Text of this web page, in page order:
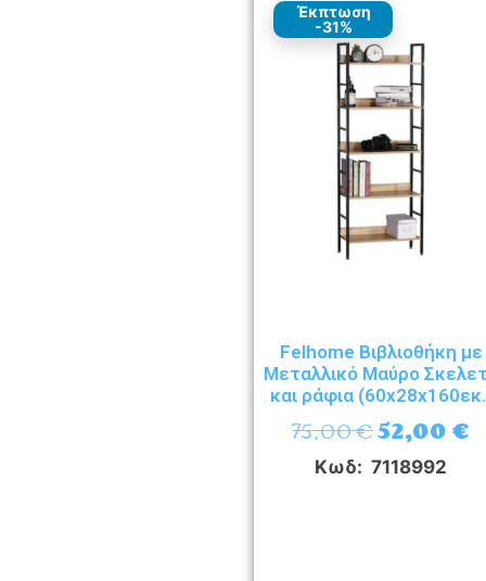
Έκπτωση
-31%
Felhome Βιβλιοθήκη με
Μεταλλικό Μαύρο
και ράφια
75,00€52,00€
Κωδ: 7118992